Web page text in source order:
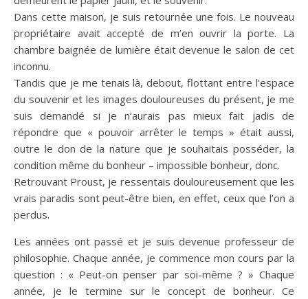
Dans cette maison, je suis retournée une fois. Le nouveau
propriétaire avait accepté de m’en ouvrir la porte. La
chambre baignée de lumière était devenue le salon de cet
inconnu.
Tandis que je me tenais là, debout, flottant entre l’espace
du souvenir et les images douloureuses du présent, je me
suis demandé si je n’aurais pas mieux fait jadis de
répondre que « pouvoir arrêter le temps » était aussi,
outre le don de la nature que je souhaitais posséder, la
condition même du bonheur – impossible bonheur, donc.
Retrouvant Proust, je ressentais douloureusement que les
vrais paradis sont peut-être bien, en effet, ceux que l’on a
perdus.
Les années ont passé et je suis devenue professeur de
philosophie. Chaque année, je commence mon cours par la
question : « Peut-on penser par soi-même ? » Chaque
année, je le termine sur le concept de bonheur. Ce